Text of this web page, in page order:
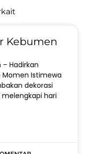
Kebumen
– Hadirkan
Momen Istimewa
dekorasi
hari